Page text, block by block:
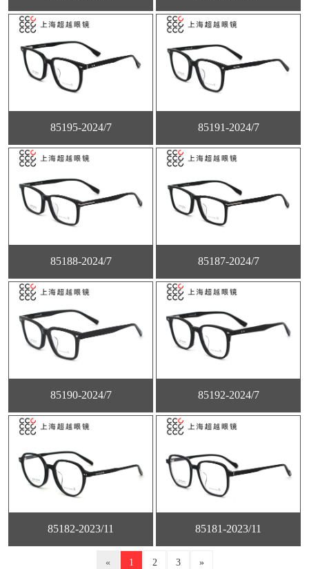
85195-2024/7 85191-2024/7
85188-2024/7 85187-2024/7
85190-2024/7 85192-2024/7
85182-2023/11 85181-2023/11
« 1 2 3 »